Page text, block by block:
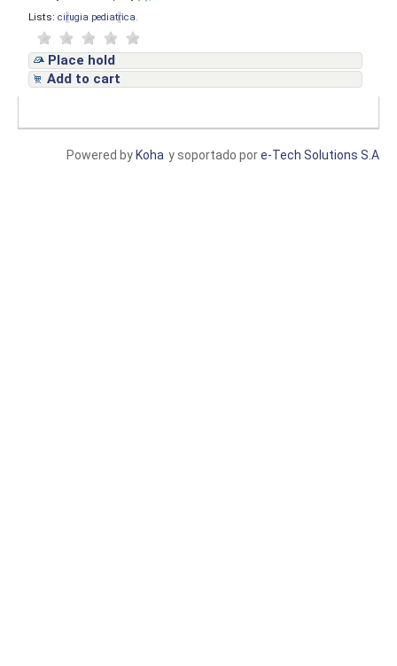
Lists: cirugia pediatrica
Place hold
Add to cart
y soportado pore-Tech Solutions S.A
Powered by Koha